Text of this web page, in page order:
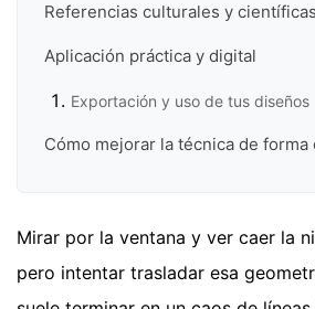
Referencias culturales y
Aplicación práctica y digital
Exportación y uso de tus diseños
Cómo mejorar la técnica de forma
Mirar por la ventana y ver caer la
pero intentar trasladar esa